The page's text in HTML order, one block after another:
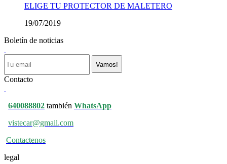
ELIGE TU PROTECTOR DE MALETERO
19/07/2019
Boletín de noticias
Vamos!
Contacto
640088802 también WhatsApp
vistecar@gmail.com
Contactenos
legal